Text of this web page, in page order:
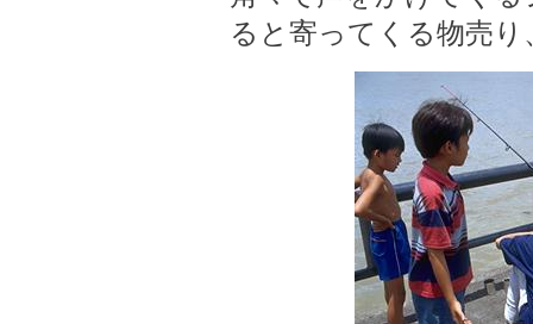
ると寄ってくる物売